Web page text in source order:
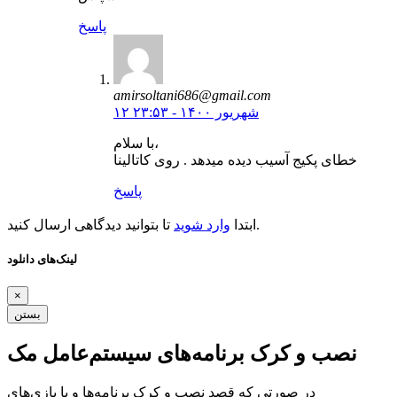
پاسخ
amirsoltani686@gmail.com
۱۲ شهریور ۱۴۰۰ - ۲۳:۵۳
با سلام،
خطای پکیج آسیب دیده میدهد . روی کاتالینا
پاسخ
ابتدا وارد شوید تا بتوانید دیدگاهی ارسال کنید.
لینک‌های دانلود
×
بستن
نصب و کرک برنامه‌های سیستم‌عامل مک
در صورتی که قصد نصب و کرک برنامه‌ها و یا بازی‌های